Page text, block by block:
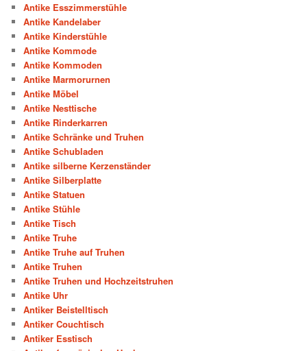
Antike Esszimmerstühle
Antike Kandelaber
Antike Kinderstühle
Antike Kommode
Antike Kommoden
Antike Marmorurnen
Antike Möbel
Antike Nesttische
Antike Rinderkarren
Antike Schränke und Truhen
Antike Schubladen
Antike silberne Kerzenständer
Antike Silberplatte
Antike Statuen
Antike Stühle
Antike Tisch
Antike Truhe
Antike Truhe auf Truhen
Antike Truhen
Antike Truhen und Hochzeitstruhen
Antike Uhr
Antiker Beistelltisch
Antiker Couchtisch
Antiker Esstisch